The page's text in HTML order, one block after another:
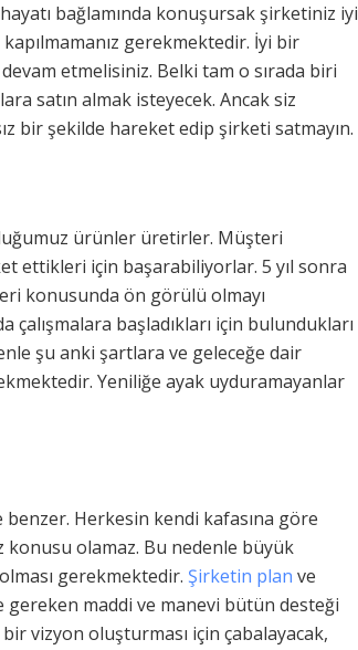
bağlamında konuşursak şirketiniz iyi
gerekmektedir. İyi bir
etmelisiniz. Belki tam o sırada biri
satın almak isteyecek. Ancak siz
bir şekilde hareket edip şirketi satmayın.
ürünler üretirler. Müşteri
ettikleri için başarabiliyorlar. 5 yıl sonra
konusunda ön görülü olmayı
başladıkları için bulundukları
şu anki şartlara ve geleceğe dair
Yeniliğe ayak uyduramayanlar
Herkesin kendi kafasına göre
konusu olamaz. Bu nedenle büyük
gerekmektedir. Şirketin plan ve
maddi ve manevi bütün desteği
vizyon oluşturması için çabalayacak,